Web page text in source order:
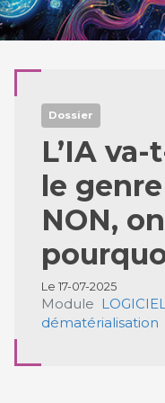
Dossier
L’IA
le
NON,
Le 17-07-2025
Module
dématérialisation